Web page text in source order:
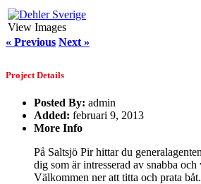
View Images
« Previous Next »
Project Details
Posted By: admin
Added: februari 9, 2013
More Info
På Saltsjö Pir hittar du
dig som är intresserad av snabba och
Välkommen ner att titta och prata båt.